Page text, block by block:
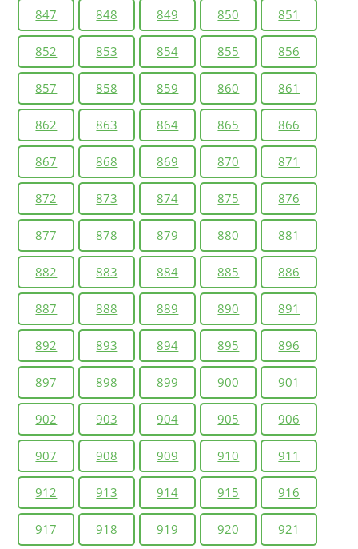
847 848 849 850 851
852 853 854 855 856
857 858 859 860 861
862 863 864 865 866
867 868 869 870 871
872 873 874 875 876
877 878 879 880 881
882 883 884 885 886
887 888 889 890 891
892 893 894 895 896
897 898 899 900 901
902 903 904 905 906
907 908 909 910 911
912 913 914 915 916
917 918 919 920 921